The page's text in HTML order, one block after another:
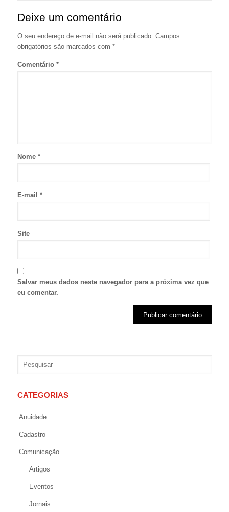
Deixe um comentário
O seu endereço de e-mail não será publicado. Campos
obrigatórios são marcados com *
Comentário *
Nome *
E-mail *
Site
Salvar meus dados neste navegador para a próxima vez que
eu comentar.
CATEGORIAS
Anuidade
Cadastro
Comunicação
Artigos
Eventos
Jornais